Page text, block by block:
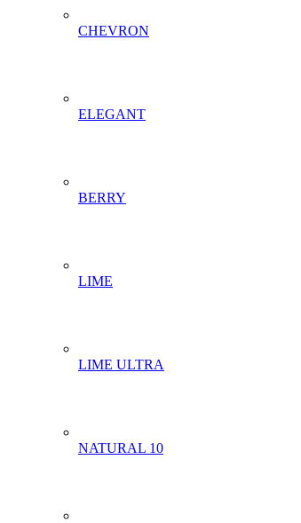
CHEVRON
ELEGANT
BERRY
LIME
LIME ULTRA
NATURAL 10